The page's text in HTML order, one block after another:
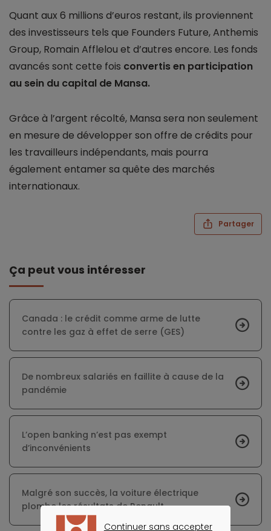
Quant aux 6 millions d’euros restant, ils proviennent
des investisseurs tels que Founders Future, Anthemis
Group, Romain Afflelou et d’autres encore. Les fonds
avancés sont cette fois convertis en participation
au sein du capital de Mansa.
Grâce à l’argent récolté, Mansa sera non seulement
en mesure de développer son offre de crédits pour
les travailleurs indépendants, mais pourra
également entamer sa quête des marchés
internationaux.
Partager
Ça peut vous intéresser
Canada : le crédit comme arme de lutte
contre les gaz à effet de serre (GES)
De nombreux salariés en faillite à cause de la
pandémie
L’open banking n’est pas exempt
d’inconvénients
Malgré son succès, la voiture électrique
plombe les résultats de Renault
Continuer sans accepter